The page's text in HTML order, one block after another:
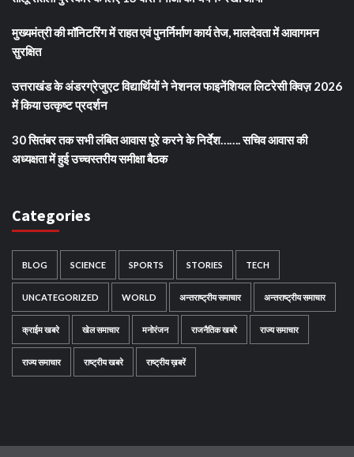
मुख्यमंत्री की मॉनिटरिंग में राहत एवं पुनर्निर्माण कार्य तेज, मालदेवता में आवागमन
सुरक्षित
उत्तराखंड के अंडरग्रेजुएट विद्यार्थियों ने नेशनल फाइनेंशियल लिटरेसी क्विज़ 2026
में किया उत्कृष्ट प्रदर्शन
30 सितंबर तक सभी लंबित आवास पूरे करने के निर्देश……. सचिव आवास की
अध्यक्षता में हुई उच्चस्तरीय समीक्षा बैठक
Categories
BLOG SCIENCE SPORTS STORIES TECH
UNCATEGORIZED WORLD अन्तराष्ट्रीय समाचार अन्तराष्ट्रीय समाचार
क्राईम खबरे खेल समाचार मनोरंजन राजनैतिक खबरे राज्य समाचार
राज्य समाचार राष्ट्रीय खबरे राष्ट्रीय ख़बरें